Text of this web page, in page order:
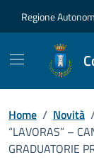
Regione
Home / Novità
“LAVORAS” –
GRADUATORIE